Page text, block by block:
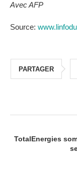
Avec AFP
Source:
PARTAGER
TotalEnergies